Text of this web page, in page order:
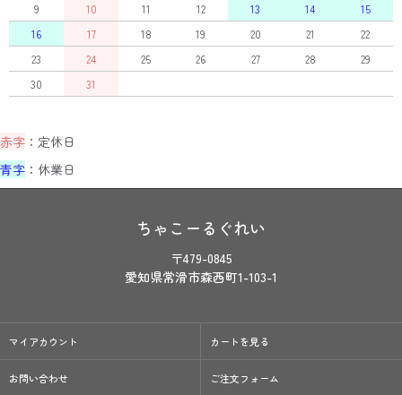
9
10 11 12 13 14
15
16
17 18 19 20 21
22
23
24 25 26 27 28
29
30
31
赤字 ：定休日
青字 ：休業日
ちゃこーるぐれい
〒479-0845
愛知県常滑市森西町1-103-1
マイアカウント カートを見る
お問い合わせ ご注文フォーム